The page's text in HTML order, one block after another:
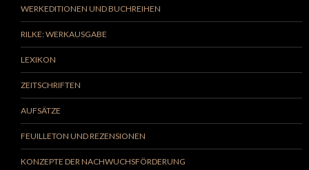
WERKEDITIONEN UND BUCHREIHEN
RILKE: WERKAUSGABE
LEXIKON
ZEITSCHRIFTEN
AUFSÄTZE
FEUILLETON UND REZENSIONEN
KONZEPTE DER NACHWUCHSFÖRDERUNG